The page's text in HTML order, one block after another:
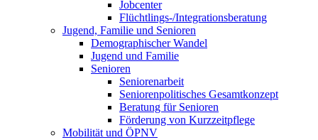
Jobcenter
Flüchtlings-/Integrationsberatung
Jugend, Familie und Senioren
Demographischer Wandel
Jugend und Familie
Senioren
Seniorenarbeit
Seniorenpolitisches Gesamtkonzept
Beratung für Senioren
Förderung von Kurzzeitpflege
Mobilität und ÖPNV